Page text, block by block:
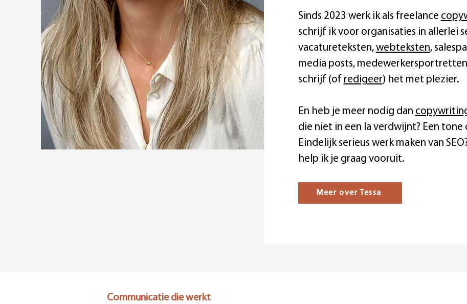
Sinds 2023 werk ik als freelance
schrijf ik voor organisaties in allerlei
vacatureteksten,webteksten,
media posts,
schrijf (of redigeer) het met plezier.
En heb je meer nodig dan
die niet in een la verdwijnt? Een
Eindelijk serieus werk maken van
help ik je graag vooruit.
Meer over Tessa
Communicatie die werkt